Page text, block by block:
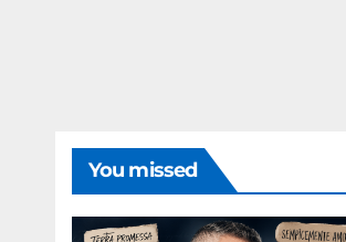
You missed